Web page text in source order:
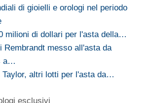
di gioielli e orologi nel periodo
milioni di dollari per l'asta della…
Rembrandt messo all'asta da
a…
Taylor, altri lotti per l'asta da…
esclusivi